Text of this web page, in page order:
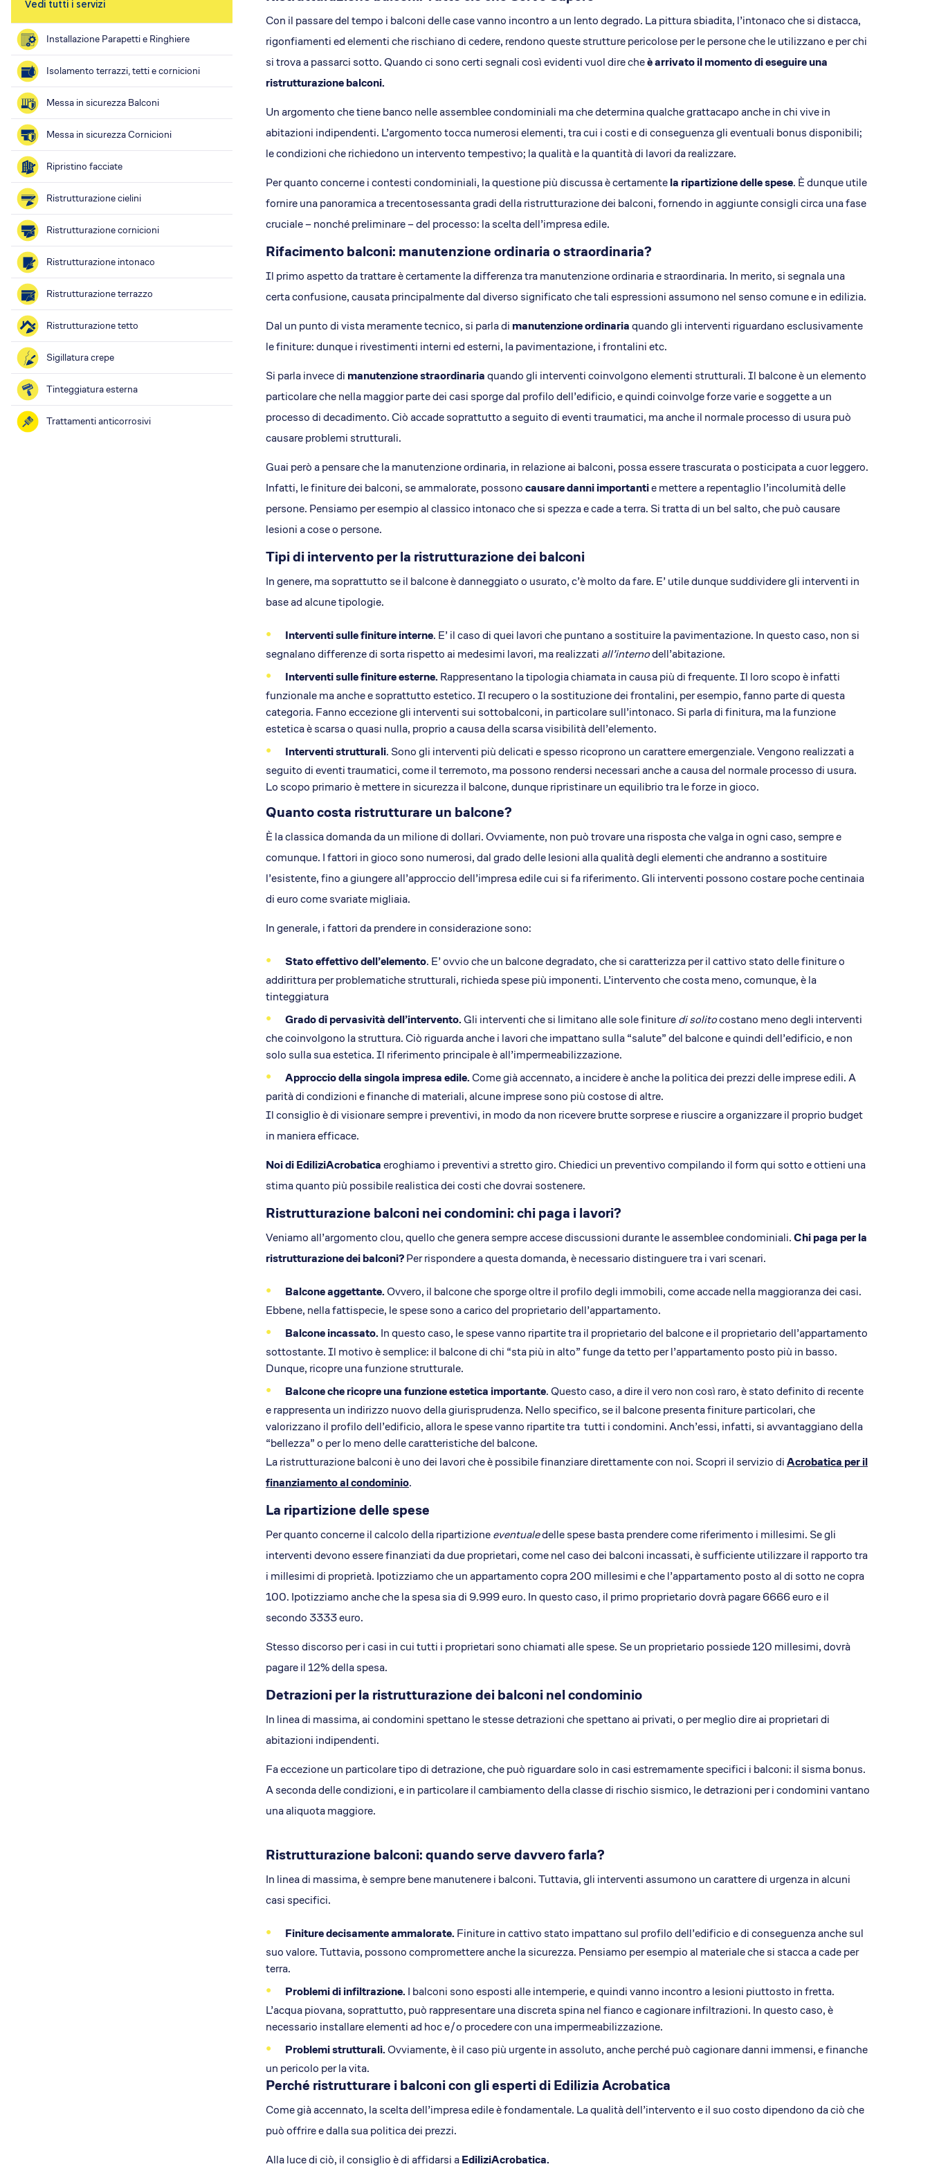
Fotovoltaico
Restauri
Condominio che respira
Lavora con noi
Posizioni aperte
Perchè EA
Cosa ti offriamo
Il Team
Dove siamo
Apri una sede EA in Franchising
Certificazioni
Normativa di riferimento
Dicono di EA
Rassegna Stampa
Comunicati Stampa
Foto e Video
EdiliziAcrobatica S.P.A.
P. IVA 01438360990
REA: MI-1785877
Vedi tutti i servizi
Installazione Parapetti e Ringhiere
Isolamento terrazzi, tetti e cornicioni
Messa in sicurezza Balconi
Messa in sicurezza Cornicioni
Ripristino facciate
Ristrutturazione cielini
Ristrutturazione cornicioni
Ristrutturazione intonaco
Ristrutturazione terrazzo
Ristrutturazione tetto
Sigillatura crepe
Tinteggiatura esterna
Trattamenti anticorrosivi
Con il passare del tempo i balconi delle case vanno incontro a un lento degrado. La pittura sbiadita, l’intonaco che si distacca,
rigonfiamenti ed elementi che rischiano di cedere, rendono queste strutture pericolose per le persone che le utilizzano e per chi
si trova a passarci sotto. Quando ci sono certi segnali così evidenti vuol dire cheè arrivato il momento di eseguire una
ristrutturazione balconi.
Un argomento che tiene banco nelle assemblee condominiali ma che determina qualche grattacapo anche in chi vive in
abitazioni indipendenti. L’argomento tocca numerosi elementi, tra cui i costi e di conseguenza gli eventuali bonus disponibili;
le condizioni che richiedono un intervento tempestivo; la qualità e la quantità di lavori da realizzare.
Per quanto concerne i contesti condominiali, la questione più discussa è certamentela ripartizione delle spese. È dunque utile
fornire una panoramica a trecentosessanta gradi della ristrutturazione dei balconi, fornendo in aggiunte consigli circa una fase
cruciale – nonché preliminare – del processo: la scelta dell’impresa edile.
Rifacimento balconi: manutenzione ordinaria o straordinaria?
Il primo aspetto da trattare è certamente la differenza tra manutenzione ordinaria e straordinaria. In merito, si segnala una
certa confusione, causata principalmente dal diverso significato che tali espressioni assumono nel senso comune e in edilizia.
Dal un punto di vista meramente tecnico, si parla di manutenzione ordinariaquando gli interventi riguardano esclusivamente
le finiture: dunque i rivestimenti interni ed esterni, la pavimentazione, i frontalini etc.
Si parla invece di manutenzione straordinariaquando gli interventi coinvolgono elementi strutturali. Il balcone è un elemento
particolare che nella maggior parte dei casi sporge dal profilo dell’edificio, e quindi coinvolge forze varie e soggette a un
processo di decadimento. Ciò accade soprattutto a seguito di eventi traumatici, ma anche il normale processo di usura può
causare problemi strutturali.
Guai però a pensare che la manutenzione ordinaria, in relazione ai balconi, possa essere trascurata o posticipata a cuor leggero.
Infatti, le finiture dei balconi, se ammalorate, possonocausare danni importantie mettere a repentaglio l’incolumità delle
persone. Pensiamo per esempio al classico intonaco che si spezza e cade a terra. Si tratta di un bel salto, che può causare
lesioni a cose o persone.
Tipi di intervento per la ristrutturazione dei balconi
In genere, ma soprattutto se il balcone è danneggiato o usurato, c’è molto da fare. E’ utile dunque suddividere gli interventi in
base ad alcune tipologie.
Interventi sulle finiture interne. E’ il caso di quei lavori che puntano a sostituire la pavimentazione. In questo caso, non si
segnalano differenze di sorta rispetto ai medesimi lavori, ma realizzati all’internodell’abitazione.
Interventi sulle finiture esterne. Rappresentano la tipologia chiamata in causa più di frequente. Il loro scopo è infatti
funzionale ma anche e soprattutto estetico. Il recupero o la sostituzione dei frontalini, per esempio, fanno parte di questa
categoria. Fanno eccezione gli interventi sui sottobalconi, in particolare sull’intonaco. Si parla di finitura, ma la funzione
estetica è scarsa o quasi nulla, proprio a causa della scarsa visibilità dell’elemento.
Interventi strutturali. Sono gli interventi più delicati e spesso ricoprono un carattere emergenziale. Vengono realizzati a
seguito di eventi traumatici, come il terremoto, ma possono rendersi necessari anche a causa del normale processo di usura.
Lo scopo primario è mettere in sicurezza il balcone, dunque ripristinare un equilibrio tra le forze in gioco.
Quanto costa ristrutturare un balcone?
È la classica domanda da un milione di dollari. Ovviamente, non può trovare una risposta che valga in ogni caso, sempre e
comunque. I fattori in gioco sono numerosi, dal grado delle lesioni alla qualità degli elementi che andranno a sostituire
l’esistente, fino a giungere all’approccio dell’impresa edile cui si fa riferimento. Gli interventi possono costare poche centinaia
di euro come svariate migliaia.
In generale, i fattori da prendere in considerazione sono:
Stato effettivo dell’elemento. E’ ovvio che un balcone degradato, che si caratterizza per il cattivo stato delle finiture o
addirittura per problematiche strutturali, richieda spese più imponenti. L’intervento che costa meno, comunque, è la
tinteggiatura
Grado di pervasività dell’intervento.Gli interventi che si limitano alle sole finituredi solitocostano meno degli interventi
che coinvolgono la struttura. Ciò riguarda anche i lavori che impattano sulla “salute” del balcone e quindi dell’edificio, e non
solo sulla sua estetica. Il riferimento principale è all’impermeabilizzazione.
Approccio della singola impresa edile.Come già accennato, a incidere è anche la politica dei prezzi delle imprese edili. A
parità di condizioni e finanche di materiali, alcune imprese sono più costose di altre.
Il consiglio è di visionare sempre i preventivi, in modo da non ricevere brutte sorprese e riuscire a organizzare il proprio budget
in maniera efficace.
Noi di EdiliziAcrobaticaeroghiamo i preventivi a stretto giro. Chiedici un preventivo compilando il form qui sotto e ottieni una
stima quanto più possibile realistica dei costi che dovrai sostenere.
Ristrutturazione balconi nei condomini: chi paga i lavori?
Veniamo all’argomento clou, quello che genera sempre accese discussioni durante le assemblee condominiali.Chi paga per la
ristrutturazione dei balconi?Per rispondere a questa domanda, è necessario distinguere tra i vari scenari.
Balcone aggettante.Ovvero, il balcone che sporge oltre il profilo degli immobili, come accade nella maggioranza dei casi.
Ebbene, nella fattispecie, le spese sono a carico del proprietario dell’appartamento.
Balcone incassato. In questo caso, le spese vanno ripartite tra il proprietario del balcone e il proprietario dell’appartamento
sottostante. Il motivo è semplice: il balcone di chi “sta più in alto” funge da tetto per l’appartamento posto più in basso.
Dunque, ricopre una funzione strutturale.
Balcone che ricopre una funzione estetica importante. Questo caso, a dire il vero non così raro, è stato definito di recente
e rappresenta un indirizzo nuovo della giurisprudenza. Nello specifico, se il balcone presenta finiture particolari, che
valorizzano il profilo dell’edificio, allora le spese vanno ripartite tra tutti i condomini. Anch’essi, infatti, si avvantaggiano della
“bellezza” o per lo meno delle caratteristiche del balcone.
La ristrutturazione balconi è uno dei lavori che è possibile finanziare direttamente con noi. Scopri il servizio diAcrobatica per il
finanziamento al condominio.
La ripartizione delle spese
Per quanto concerne il calcolo della ripartizioneeventualedelle spese basta prendere come riferimento i millesimi. Se gli
interventi devono essere finanziati da due proprietari, come nel caso dei balconi incassati, è sufficiente utilizzare il rapporto tra
i millesimi di proprietà. Ipotizziamo che un appartamento copra 200 millesimi e che l’appartamento posto al di sotto ne copra
100. Ipotizziamo anche che la spesa sia di 9.999 euro. In questo caso, il primo proprietario dovrà pagare 6666 euro e il
secondo 3333 euro.
Stesso discorso per i casi in cui tutti i proprietari sono chiamati alle spese. Se un proprietario possiede 120 millesimi, dovrà
pagare il 12% della spesa.
Detrazioni per la ristrutturazione dei balconi nel condominio
In linea di massima, ai condomini spettano le stesse detrazioni che spettano ai privati, o per meglio dire ai proprietari di
abitazioni indipendenti.
Fa eccezione un particolare tipo di detrazione, che può riguardare solo in casi estremamente specifici i balconi: il sisma bonus.
A seconda delle condizioni, e in particolare il cambiamento della classe di rischio sismico, le detrazioni per i condomini vantano
una aliquota maggiore.
Ristrutturazione balconi: quando serve davvero farla?
In linea di massima, è sempre bene manutenere i balconi. Tuttavia, gli interventi assumono un carattere di urgenza in alcuni
casi specifici.
Finiture decisamente ammalorate. Finiture in cattivo stato impattano sul profilo dell’edificio e di conseguenza anche sul
suo valore. Tuttavia, possono compromettere anche la sicurezza. Pensiamo per esempio al materiale che si stacca a cade per
terra.
Problemi di infiltrazione. I balconi sono esposti alle intemperie, e quindi vanno incontro a lesioni piuttosto in fretta.
L’acqua piovana, soprattutto, può rappresentare una discreta spina nel fianco e cagionare infiltrazioni. In questo caso, è
necessario installare elementi ad hoc e/o procedere con una impermeabilizzazione.
Problemi strutturali.Ovviamente, è il caso più urgente in assoluto, anche perché può cagionare danni immensi, e finanche
un pericolo per la vita.
Perché ristrutturare i balconi con gli esperti di Edilizia Acrobatica
Come già accennato, la scelta dell’impresa edile è fondamentale. La qualità dell’intervento e il suo costo dipendono da ciò che
può offrire e dalla sua politica dei prezzi.
Alla luce di ciò, il consiglio è di affidarsi aEdiliziAcrobatica.